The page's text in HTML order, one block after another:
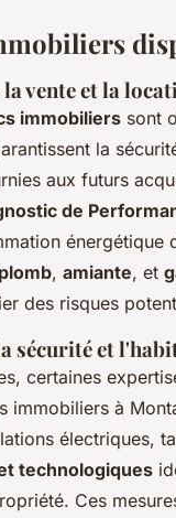
vente et la
immobiliers sont
la
aux futurs
de
énergétique
plomb, amiante, et
des risques
sécurité et
certaines
immobiliers à
électriques,
technologiques
Ces